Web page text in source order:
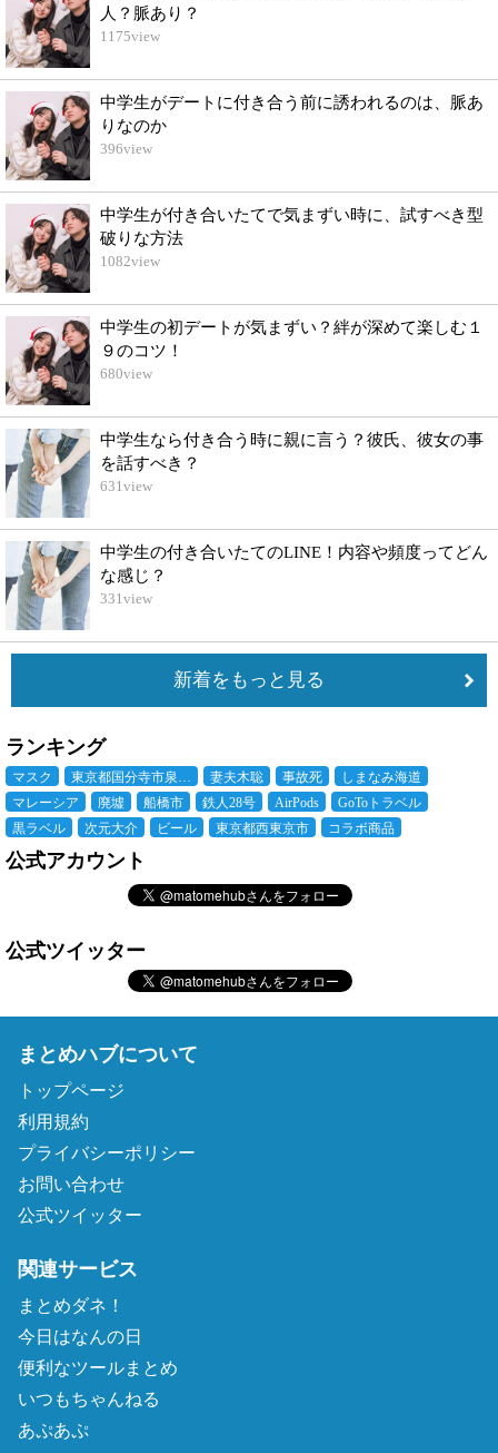
人？脈あり？
1175view
中学生がデートに付き合う前に誘われるのは、脈あ
りなのか
396view
中学生が付き合いたてで気まずい時に、試すべき型
破りな方法
1082view
中学生の初デートが気まずい？絆が深めて楽しむ１
９のコツ！
680view
中学生なら付き合う時に親に言う？彼氏、彼女の事
を話すべき？
631view
中学生の付き合いたてのLINE！内容や頻度ってどん
な感じ？
331view
新着をもっと見る
ランキング
マスク 東京都国分寺市泉… 妻夫木聡 事故死
しまなみ海道
マレーシア
廃墟 船橋市 鉄人28号 AirPods
GoToトラベル
黒ラベル
次元大介 ビール 東京都西東京市 コラボ商品
公式アカウント
公式ツイッター
まとめハブについて
トップページ
利用規約
プライバシーポリシー
お問い合わせ
公式ツイッター
関連サービス
まとめダネ！
今日はなんの日
便利なツールまとめ
いつもちゃんねる
あぷあぷ